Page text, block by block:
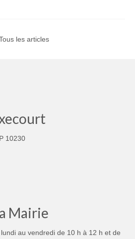
les articles
10230
Mairie
au vendredi de 10 h à 12 h et de